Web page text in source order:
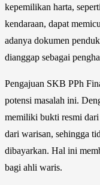
kepemilikan harta,
kendaraan, dapat
adanya dokumen
dianggap sebagai
Pengajuan SKB PPh
potensi masalah ini.
memiliki bukti resmi dari
dari warisan, sehingga
dibayarkan. Hal ini
bagi ahli waris.